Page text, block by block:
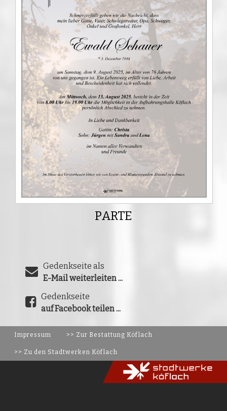
PARTE
Gedenkseite als
E-Mail weiterleiten ...
Gedenkseite
auf Facebook teilen ...
Impressum >> Zur Bestattung Köflach
>> Zu den Stadtwerken Köflach